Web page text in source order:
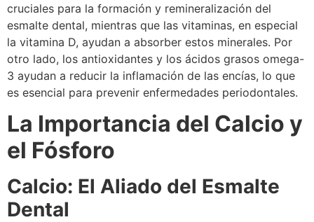
cruciales para la formación y remineralización del
esmalte dental, mientras que las vitaminas, en especial
la vitamina D, ayudan a absorber estos minerales. Por
otro lado, los antioxidantes y los ácidos grasos omega-
3 ayudan a reducir la inflamación de las encías, lo que
es esencial para prevenir enfermedades periodontales.
La Importancia del Calcio y
el Fósforo
Calcio: El Aliado del Esmalte
Dental